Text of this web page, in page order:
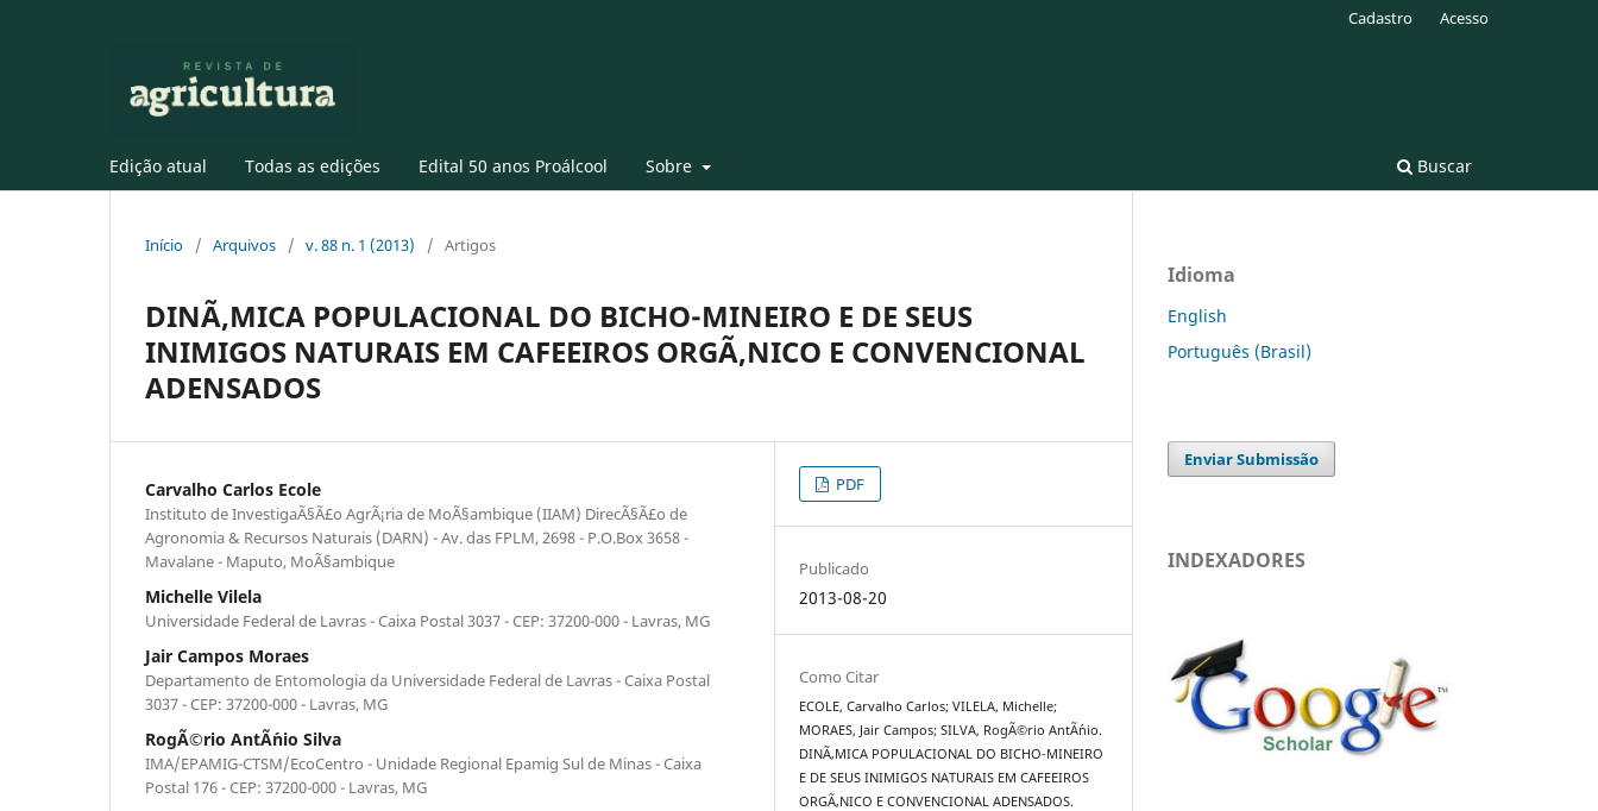
Edição atual Todas as edições Edital 50 anos Proálcool Sobre Buscar
Cadastro Acesso
Início / Arquivos / v. 88 n. 1 (2013) / Artigos
DINÃ‚MICA POPULACIONAL DO BICHO-MINEIRO E DE SEUS
INIMIGOS NATURAIS EM CAFEEIROS ORGÃ‚NICO E CONVENCIONAL
ADENSADOS
Carvalho Carlos Ecole
Instituto de InvestigaÃ§Ã£o AgrÃ¡ria de MoÃ§ambique (IIAM) DirecÃ§Ã£o de
Agronomia & Recursos Naturais (DARN) - Av. das FPLM, 2698 - P.O.Box 3658 -
Mavalane - Maputo, MoÃ§ambique
Michelle Vilela
Universidade Federal de Lavras - Caixa Postal 3037 - CEP: 37200-000 - Lavras, MG
Jair Campos Moraes
Departamento de Entomologia da Universidade Federal de Lavras - Caixa Postal
3037 - CEP: 37200-000 - Lavras, MG
RogÃ©rio AntÃ´nio Silva
IMA/EPAMIG-CTSM/EcoCentro - Unidade Regional Epamig Sul de Minas - Caixa
Postal 176 - CEP: 37200-000 - Lavras, MG
PDF
Publicado
2013-08-20
Como Citar
ECOLE, Carvalho Carlos; VILELA, Michelle;
MORAES, Jair Campos; SILVA, RogÃ©rio AntÃ´nio.
DINÃ‚MICA POPULACIONAL DO BICHO-MINEIRO
E DE SEUS INIMIGOS NATURAIS EM CAFEEIROS
ORGÃ‚NICO E CONVENCIONAL ADENSADOS.
Idioma
English
Português (Brasil)
Enviar Submissão
INDEXADORES